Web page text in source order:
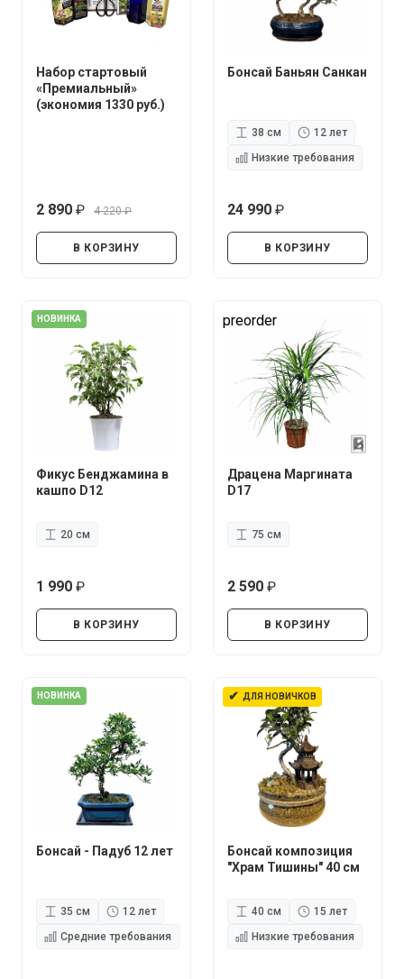
Набор стартовый
«Премиальный»
(экономия 1330 руб.)
2 890
4 220
В КОРЗИНУ
Бонсай Баньян Санкан
38 см
12 лет
Низкие требования
24 990
В КОРЗИНУ
НОВИНКА
Фикус Бенджамина в
кашпо D12
20 см
1 990
В КОРЗИНУ
preorder
Драцена Маргината
D17
75 см
2 590
В КОРЗИНУ
НОВИНКА
Бонсай - Падуб 12 лет
35 см
12 лет
Средние требования
✔ ДЛЯ НОВИЧКОВ
Бонсай композиция
"Храм Тишины" 40 см
40 см
15 лет
Низкие требования